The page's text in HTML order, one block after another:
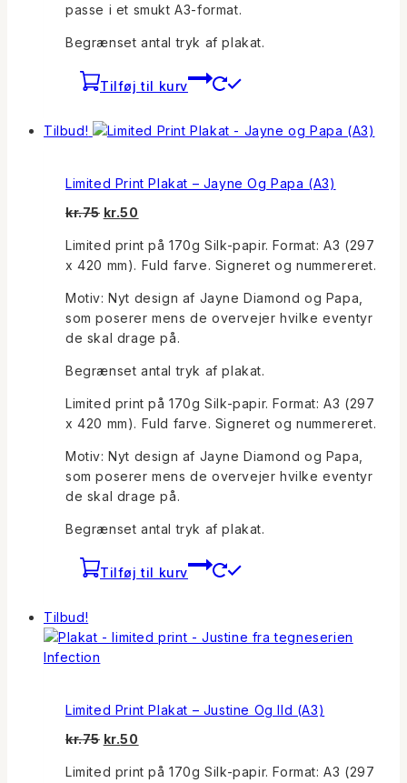
passe i et smukt A3-format.
Begrænset antal tryk af plakat.
Tilføj til kurv
Tilbud!
Limited Print Plakat – Jayne Og Papa (A3)
kr.75 Den
pris
var:
kr.75.
kr.50
pris
er:
kr.50.
Limited print på 170g Silk-papir. Format: A3 (297
x 420 mm). Fuld farve. Signeret og nummereret.
Motiv: Nyt design af Jayne Diamond og Papa,
som poserer mens de overvejer hvilke eventyr
de skal drage på.
Begrænset antal tryk af plakat.
Limited print på 170g Silk-papir. Format: A3 (297
x 420 mm). Fuld farve. Signeret og nummereret.
Motiv: Nyt design af Jayne Diamond og Papa,
som poserer mens de overvejer hvilke eventyr
de skal drage på.
Begrænset antal tryk af plakat.
Tilføj til kurv
Tilbud!
Limited Print Plakat – Justine Og Ild (A3)
kr.75 Den
pris
kr.50
pris
Limited print på 170g Silk-papir. Format: A3 (297